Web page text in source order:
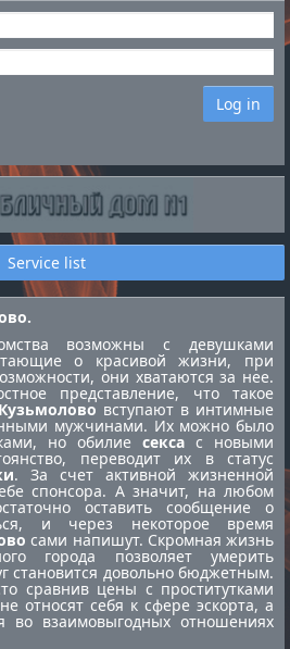
Log in
Service list
возможны с девушками
о красивой жизни, при
они хватаются за нее.
представление, что такое
Кузьмолово вступают в интимные
мужчинами. Их можно было
но обилие секса с новыми
переводит их в статус
. За счет активной жизненной
спонсора. А значит, на любом
оставить сообщение о
и через некоторое время
сами напишут. Скромная жизнь
города позволяет умерить
становится довольно бюджетным.
сравнив цены с проститутками
относят себя к сфере эскорта, а
во взаимовыгодных отношениях